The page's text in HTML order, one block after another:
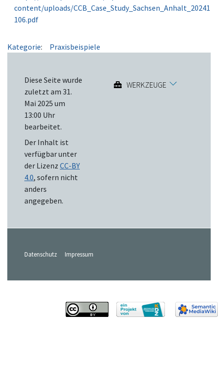
content/uploads/CCB_Case_Study_Sachsen_Anhalt_20241
106.pdf
Kategorie: Praxisbeispiele
Diese Seite wurde
zuletzt am 31.
Mai 2025 um
13:00 Uhr
bearbeitet.
Der Inhalt ist
verfügbar unter
der Lizenz CC-BY
4.0, sofern nicht
anders
angegeben.
WERKZEUGE
Datenschutz Impressum